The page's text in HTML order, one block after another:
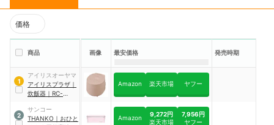
価格
商品 画像 最安価格 発売時期
1
アイリスオーヤマ
アイリスプラザ ｜
炊飯器 ｜ RC-
Amazon 楽天市場 ヤフー
2
サンコー
THANKO ｜ おひと
Amazon
9,272円
楽天市場
7,956円
ヤフー